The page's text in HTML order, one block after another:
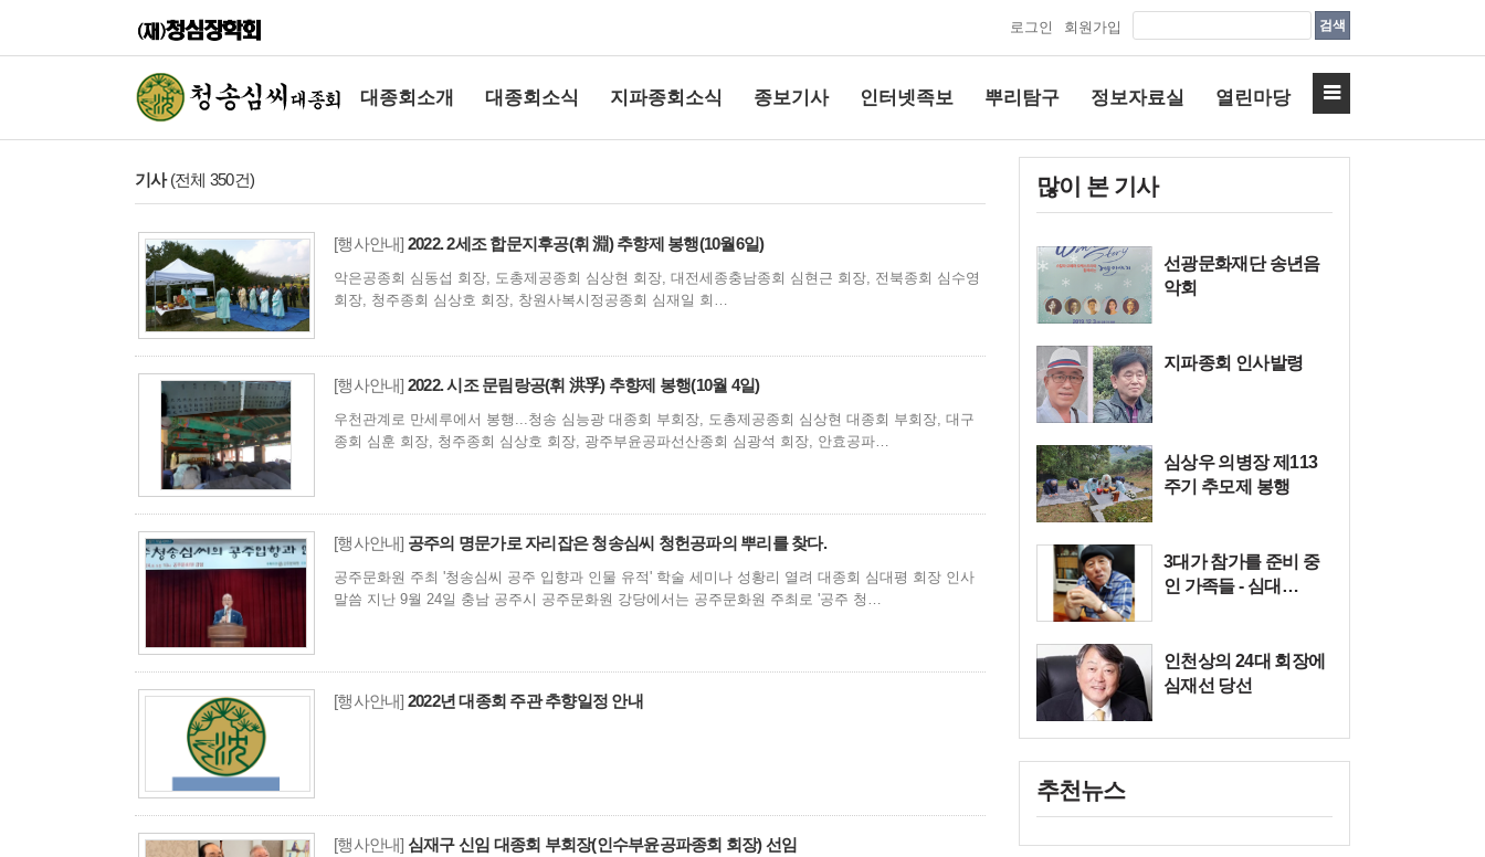
로그인 회원가입 검색
대종회소개 대종회소식 지파종회소식 종보기사 인터넷족보 뿌리탐구 정보자료실 열린마당
상단여백
기사(전체 350건)
[행사안내] 2022. 2세조 합문지후공(휘 淵) 추향제 봉행(10월6일)
악은공종회 심동섭 회장, 도총제공종회 심상현 회장, 대전세종충남종회 심현근 회장, 전북종회 심수영
회장, 청주종회 심상호 회장, 창원사복시정공종회 심재일 회…
[행사안내] 2022. 시조 문림랑공(휘 洪孚) 추향제 봉행(10월 4일)
우천관계로 만세루에서 봉행...청송 심능광 대종회 부회장, 도총제공종회 심상현 대종회 부회장, 대구
종회 심훈 회장, 청주종회 심상호 회장, 광주부윤공파선산종회 심광석 회장, 안효공파…
[행사안내] 공주의 명문가로 자리잡은 청송심씨 청헌공파의 뿌리를 찾다.
공주문화원 주최 '청송심씨 공주 입향과 인물 유적' 학술 세미나 성황리 열려 대종회 심대평 회장 인사
말씀 지난 9월 24일 충남 공주시 공주문화원 강당에서는 공주문화원 주최로 '공주 청…
[행사안내] 2022년 대종회 주관 추향일정 안내
[행사안내] 심재구 신임 대종회 부회장(인수부윤공파종회 회장) 선임
많이 본 기사
선광문화재단 송년음
악회
지파종회 인사발령
심상우 의병장 제113
주기 추모제 봉행
3대가 참가를 준비 중
인 가족들 - 심대…
인천상의 24대 회장에
심재선 당선
추천뉴스